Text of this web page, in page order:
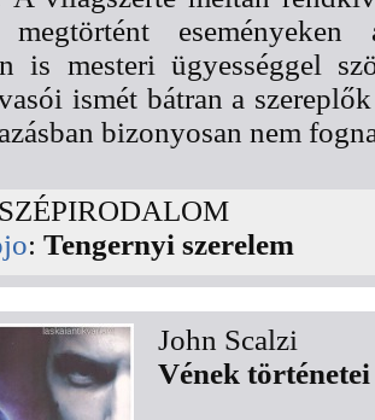
eseményeken
is mesteri ügyességgel
ismét bátran a
bizonyosan nem
: Tengernyi szerelem
John Scalzi
Vének